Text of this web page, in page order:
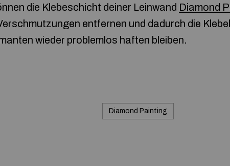
die Klebeschicht deiner Leinwand Diamond
entfernen und dadurch die
wieder problemlos haften bleiben.
Diamond Painting